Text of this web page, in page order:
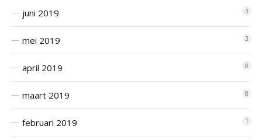
juni 2019 3
mei 2019 3
april 2019 8
maart 2019 8
februari 2019 1